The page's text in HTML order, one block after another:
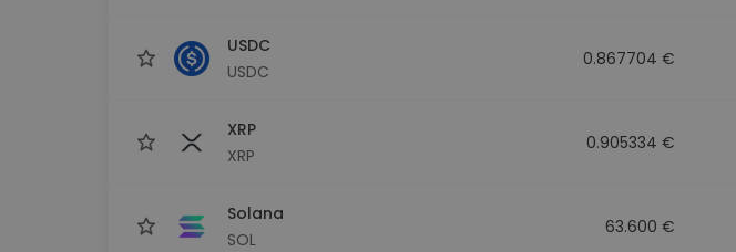
USDC
USDC
0.867704 €
XRP
XRP
0.905334 €
Solana
SOL
63.600 €